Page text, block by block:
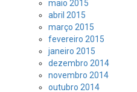
maio 2015
abril 2015
março 2015
fevereiro 2015
janeiro 2015
dezembro 2014
novembro 2014
outubro 2014